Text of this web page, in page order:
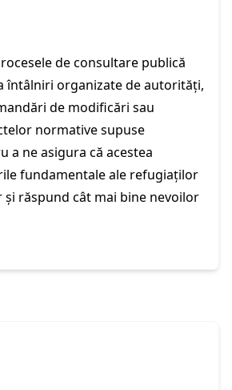
de consultare publică
întâlniri organizate de autorități,
de modificări sau
normative supuse
a ne asigura că acestea
fundamentale ale refugiaților
răspund cât mai bine nevoilor